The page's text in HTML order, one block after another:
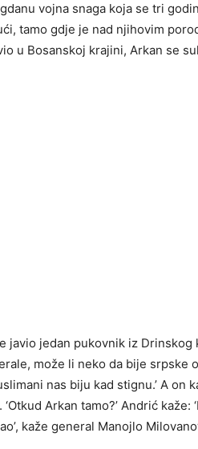
vojna snaga koja se tri
tamo gdje je nad njihovim
u Bosanskoj krajini, Arkan se
javio jedan pukovnik iz
može li neko da bije srpske
nas biju kad stignu.’ A on
‘Otkud Arkan tamo?’ Andrić
kaže general Manojlo